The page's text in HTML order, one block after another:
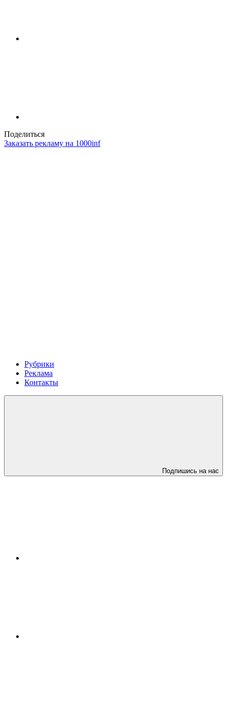
Поделиться
Заказать рекламу на 1000inf
Рубрики
Реклама
Контакты
Подпишись на нас